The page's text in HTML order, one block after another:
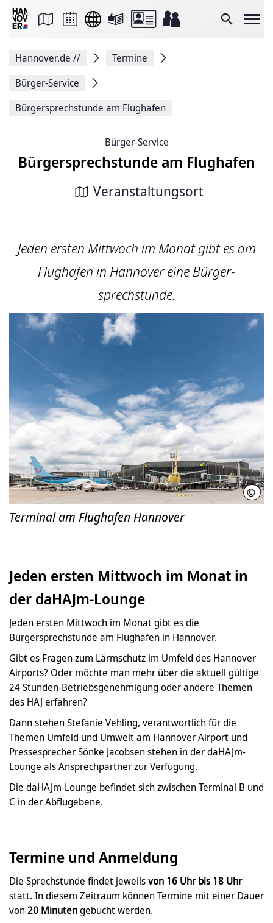
Suche
Seite
Facebook
teilen
Seitenlink
Hannover.de //
Termine
Bürger-Service
Bürger­sprech­stun­de am Flughafen
Bürger-Service
Bürger­sprech­stun­de am Flughafen
Veranstaltungsort
Jeden ersten Mittwoch im Monat gibt es am
Flug­hafen in Hannover eine Bürger­
sprechstunde.
©
Terminal am Flughafen Hannover
Jeden ersten Mittwoch im Monat in
der daHAJm-Lounge
Jeden ersten Mittwoch im Monat gibt es die
Bürgersprechstunde am Flughafen in Hannover.
Gibt es Fragen zum Lärmschutz im Umfeld des Hannover
Airports? Oder möchte man mehr über die aktuell gültige
24 Stunden-Betriebsgenehmigung oder andere Themen
des HAJ erfahren?
Dann stehen Stefanie Vehling, verantwortlich für die
Themen Umfeld und Umwelt am Hannover Airport und
Pressesprecher Sönke Jacobsen stehen in der daHAJm-
Lounge als Ansprechpartner zur Verfügung.
Die daHAJm-Lounge befindet sich zwischen Terminal B und
C in der Abflugebene.
Termine und Anmeldung
Die Sprechstunde findet jeweilsvon 16 Uhr bis 18 Uhr
statt. In diesem Zeitraum können Termine mit einer Dauer
von20 Minutengebucht werden.